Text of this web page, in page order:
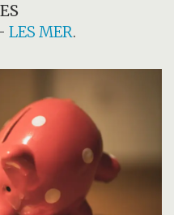
LES MER.